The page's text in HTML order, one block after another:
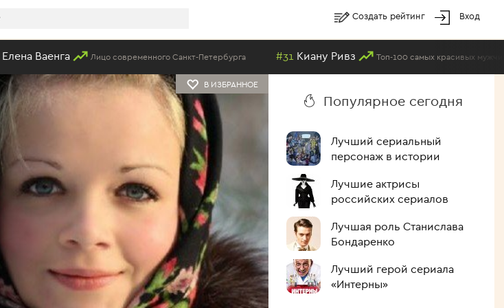
Создать рейтинг Вход
Лицо современного Санкт-Петербурга #31 Киану Ривз Топ-100 самых красивых мужчин планеты 2018
В ИЗБРАННОЕ
Популярное сегодня
Лучший сериальный
персонаж в истории
Лучшие актрисы
российских сериалов
Лучшая роль Станислава
Бондаренко
Лучший герой сериала
«Интерны»